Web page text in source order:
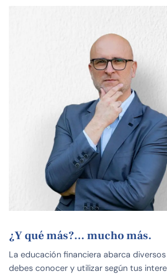
¿Y qué más?… mucho más.
La educación financiera abarca
debes conocer y utilizar según tus